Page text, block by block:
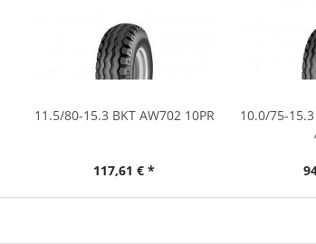
11.5/80-15.3 BKT AW702 10PR
117,61 € *
10.0/75-